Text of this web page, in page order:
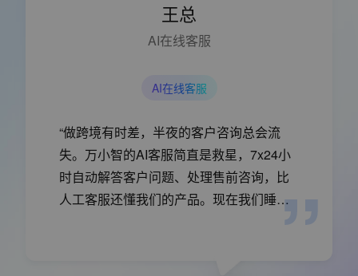
王总
AI在线客服
AI在线客服
“做跨境有时差，半夜的客户咨询总会流
失。万小智的AI客服简直是救星，7x24小
时自动解答客户问题、处理售前咨询，比
人工客服还懂我们的产品。现在我们睡着